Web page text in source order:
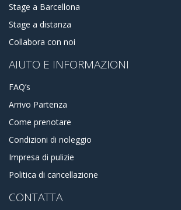
Stage a Barcellona
Stage a distanza
Collabora con noi
AIUTO E INFORMAZIONI
FAQ’s
Arrivo Partenza
Come prenotare
Condizioni di noleggio
Impresa di pulizie
Politica di cancellazione
CONTATTA